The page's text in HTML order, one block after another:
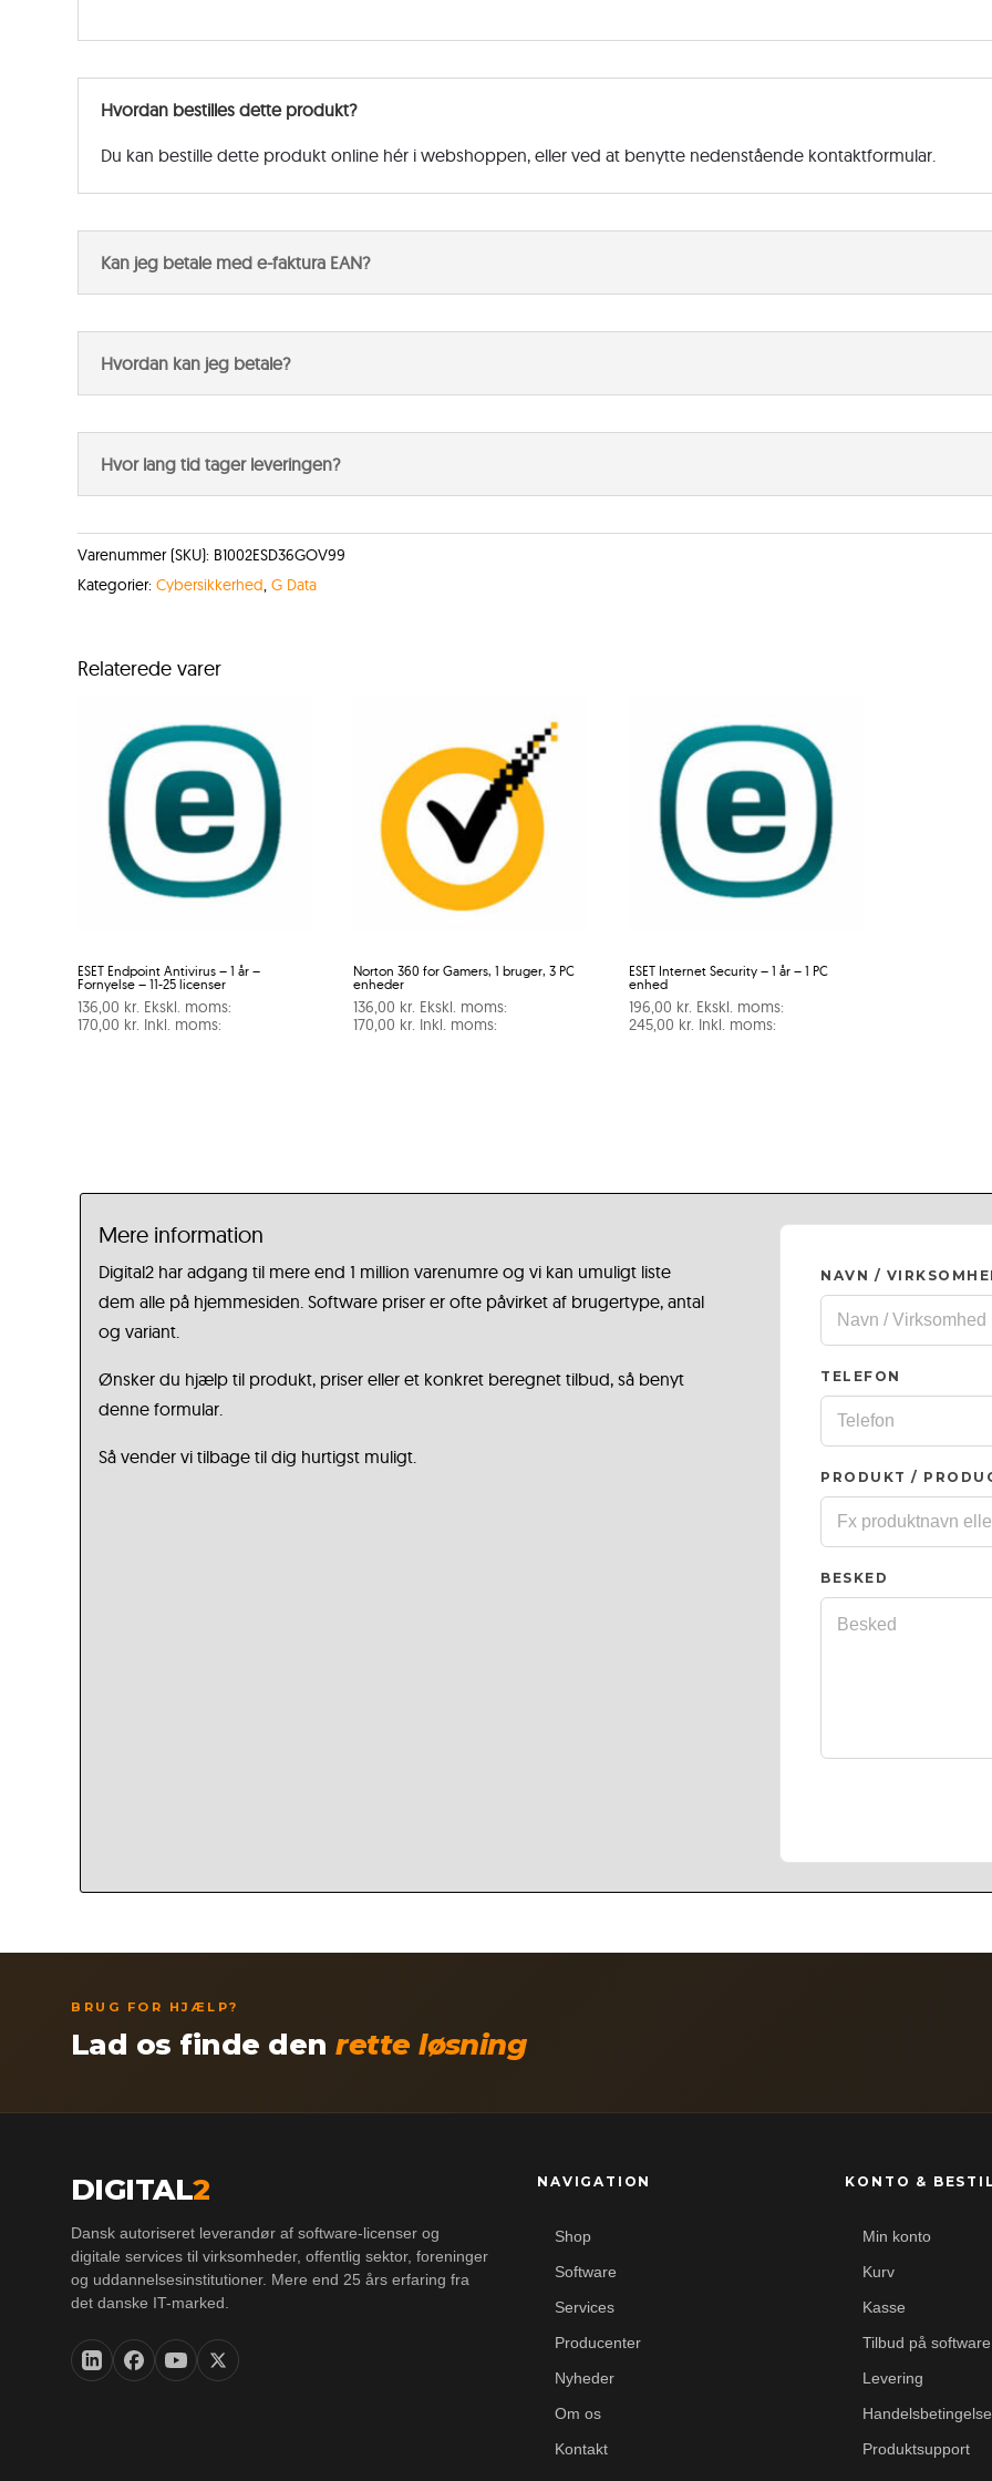
Hvordan bestilles dette produkt?
Du kan bestille dette produkt online hér i webshoppen, eller ved at benytte nedenstående kontaktformular.
Kan jeg betale med e-faktura EAN?
Hvordan kan jeg betale?
Hvor lang tid tager leveringen?
Varenummer (SKU): B1002ESD36GOV99
Kategorier: Cybersikkerhed, G Data
Relaterede varer
ESET Endpoint Antivirus – 1 år –
Fornyelse – 11-25 licenser
136,00 kr. Ekskl. moms:
170,00 kr. Inkl. moms:
Norton 360 for Gamers, 1 bruger, 3 PC
enheder
136,00 kr. Ekskl. moms:
170,00 kr. Inkl. moms:
ESET Internet Security – 1 år – 1 PC
enhed
196,00 kr. Ekskl. moms:
245,00 kr. Inkl. moms:
Mere information
Digital2 har adgang til mere end 1 million varenumre og vi kan umuligt liste
dem alle på hjemmesiden. Software priser er ofte påvirket af brugertype, antal
og variant.
Ønsker du hjælp til produkt, priser eller et konkret beregnet tilbud, så benyt
denne formular.
Så vender vi tilbage til dig hurtigst muligt.
NAVN /
TELEFON
PRODUKT /
BESKED
BRUG FOR HJÆLP?
Lad os finde denrette løsning
DIGITAL2
Dansk autoriseret leverandør af software-licenser og
digitale services til virksomheder, offentlig sektor, foreninger
og uddannelsesinstitutioner. Mere end 25 års erfaring fra
det danske IT-marked.
NAVIGATION
Shop
Software
Services
Producenter
Nyheder
Om os
Kontakt
KONTO &
Min konto
Kurv
Kasse
Tilbud på software
Levering
Produktsupport